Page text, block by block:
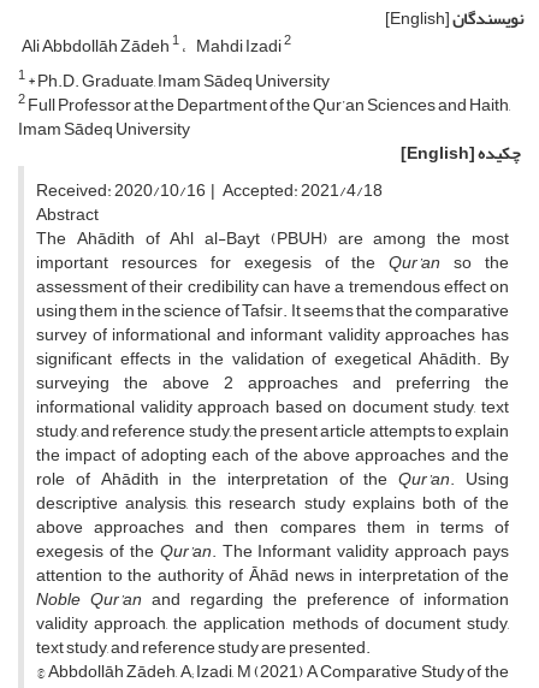
نویسندگان[English]
Ali Abbdollāh Zādeh1 Mahdi Izadi2
1* Ph.D. Graduate, Imam Sādeq University
2Full Professor at the Department of the Qur’an Sciences and Haith,
Imam Sādeq University
چکیده[English]
Received: 2020/10/16 | Accepted: 2021/4/18
Abstract
The Ahādith of Ahl al-Bayt (PBUH) are among the most
important resources for exegesis of theQur’an so the
assessment of their credibility can have a tremendous effect on
using them in the science of Tafsir. It seems that the comparative
survey of informational and informant validity approaches has
significant effects in the validation of exegetical Ahādith. By
surveying the above 2 approaches and preferring the
informational validity approach based on document study, text
study, and reference study, the present article attempts to explain
the impact of adopting each of the above approaches and the
role of Ahādith in the interpretation of theQur’an. Using
descriptive analysis, this research study explains both of the
above approaches and then compares them in terms of
exegesis of theQur’an. The Informant validity approach pays
attention to the authority of Āhād news in interpretation of the
Noble Qur’an and regarding the preference of information
validity approach, the application methods of document study,
text study, and reference study are presented.
© Abbdollāh Zādeh, A; Izadi, M (2021) A Comparative Study of the